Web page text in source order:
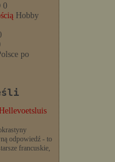
0
Hobby
po
odpowiedź - to
francuskie,